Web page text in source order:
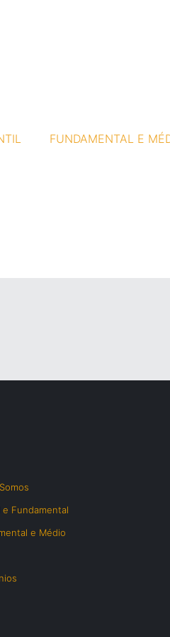
FUNDAMENTAL E
e Fundamental
e Médio